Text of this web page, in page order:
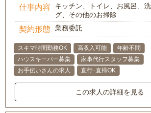
仕事内容
キッチン、トイレ、お風呂、
グ、その他のお掃除
契約形態 業務委託
スキマ時間勤務OK 高収入可能
年齢不問
ハウスキーパー募集
家事代行スタッフ募集
お手伝いさんの求人
直行･直帰OK
この求人の詳細を見る